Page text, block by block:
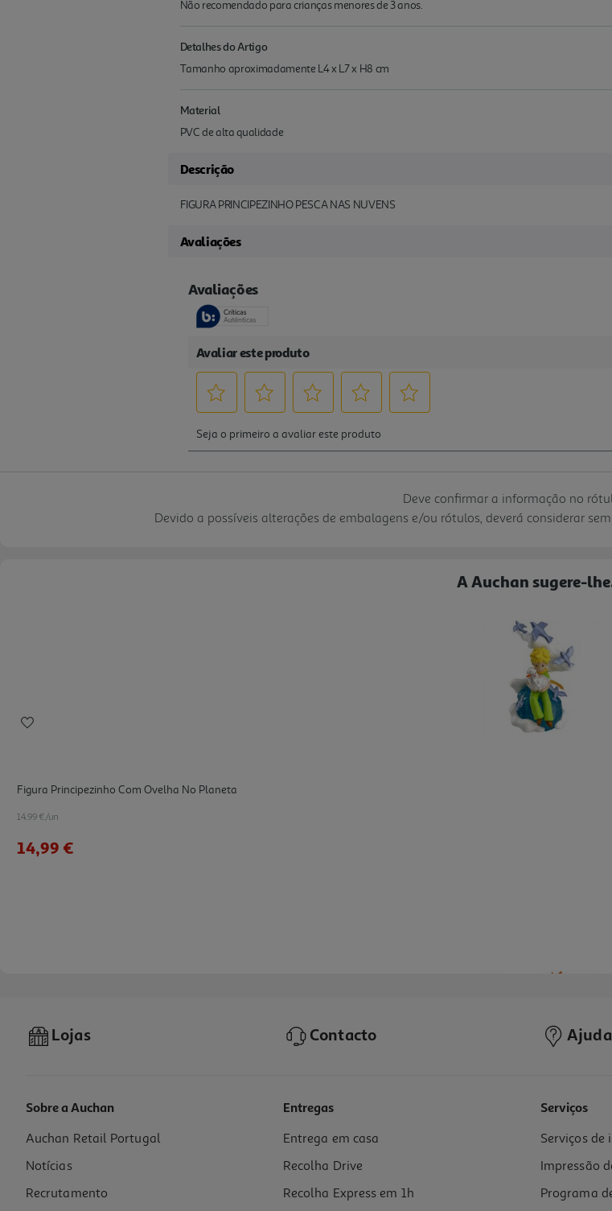
Não recomendado para crianças menores de 3 anos.
Detalhes do Artigo
Tamanho aproximadamente L4 x L7 x H8 cm
Material
PVC de alta qualidade
Descrição
FIGURA PRINCIPEZINHO PESCA NAS NUVENS
Avaliações
Deve confirmar a informação no
Devido a possíveis alterações de embalagens e/ou rótulos, deverá considerar
A Auchan sugere-
Figura Principezinho Com Ovelha No Planeta
14.99 €/un
14,99 €
Figura O Principezinho E Seus Amigos No Comboio
14.99 €/un
14,99 €
Lojas Contacto Ajuda
Sobre a Auchan
Auchan Retail Portugal
Notícias
Recrutamento
Entregas
Entrega em casa
Recolha Drive
Recolha Express em 1h
Serviços
Serviços de
Impressão
Programa